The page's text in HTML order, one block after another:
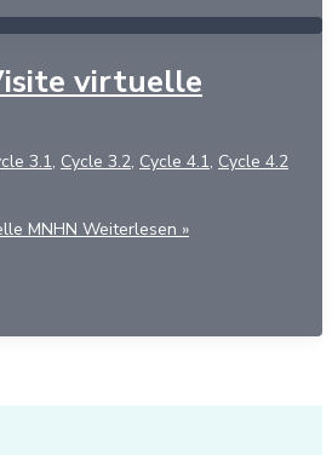
virtuelle
3.1, Cycle 3.2, Cycle 4.1, Cycle 4.2
MNHN Weiterlesen »